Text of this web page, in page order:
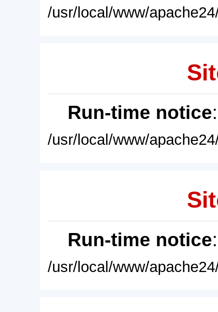
/usr/local/www/
Run-time notice
/usr/local/www/
Run-time notice
/usr/local/www/